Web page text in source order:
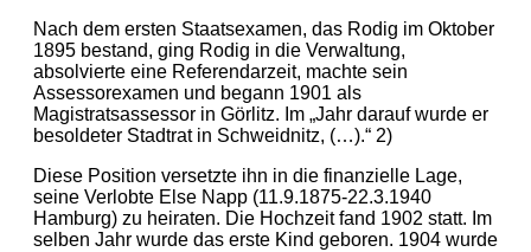
Nach dem ersten Staatsexamen, das Rodig im Oktober
1895 bestand, ging Rodig in die Verwaltung,
absolvierte eine Referendarzeit, machte sein
Assessorexamen und begann 1901 als
Magistratsassessor in Görlitz. Im „Jahr darauf wurde er
besoldeter Stadtrat in Schweidnitz, (…).“ 2)
Diese Position versetzte ihn in die finanzielle Lage,
seine Verlobte Else Napp (11.9.1875-22.3.1940
Hamburg) zu heiraten. Die Hochzeit fand 1902 statt. Im
selben Jahr wurde das erste Kind geboren. 1904 wurde